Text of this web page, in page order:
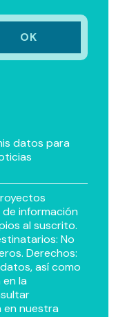
datos para
de información
al suscrito.
No
Derechos:
así como
la
en nuestra